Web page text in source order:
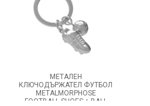
МЕТАЛЕН
КЛЮЧОДЪРЖАТЕЛ ФУТБОЛ
METALMORPHOSE
FOOTBALL SHOES + BALL